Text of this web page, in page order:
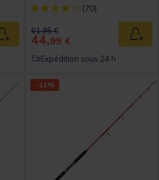
Ajouter au panier
[object Object] out of 5
(70)
Price reduced from
61,95 €to
44,99 €
Expédition sous 24 h
-11%